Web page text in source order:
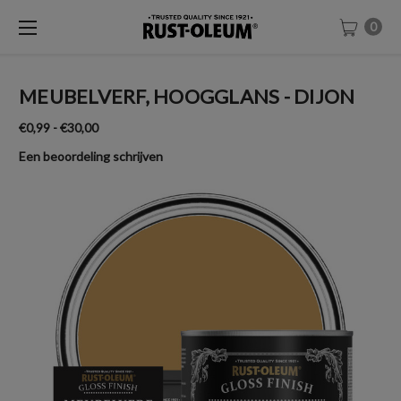
0
MEUBELVERF, HOOGGLANS - DIJON
€0,99 - €30,00
Een beoordeling schrijven